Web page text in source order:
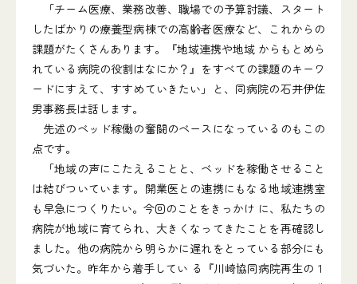
「チーム医療、業務改善、職場での予算討議、スタート
したばかりの療養型病棟での高齢者医療など、これからの
課題がたくさんあります。『地域連携や地域 からもとめら
れている病院の役割はなにか？』をすべての課題のキーワ
ードにすえて、すすめていきたい」と、同病院の石井伊佐
男事務長は話します。
先述のベッド稼働の奮闘のベースになっているのもこの
点です。
「地域の声にこたえることと、ベッドを稼働させること
は結びついています。開業医との連携にもなる地域連携室
も早急につくりたい。今回のことをきっかけ に、私たちの
病院が地域に育てられ、大きくなってきたことを再確認し
ました。他の病院から明らかに遅れをとっている部分にも
気づいた。昨年から着手してい る『川崎協同病院再生の１